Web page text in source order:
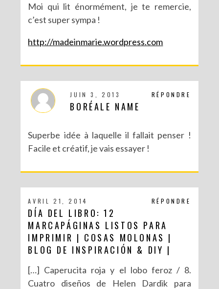
Moi qui lit énormément, je te remercie,
c’est super sympa !
http://madeinmarie.wordpress.com
RÉPONDRE
JUIN 3, 2013
BORÉALE NAME
Superbe idée à laquelle il fallait penser !
Facile et créatif, je vais essayer !
RÉPONDRE
AVRIL 21, 2014
DÍA DEL LIBRO: 12
MARCAPÁGINAS LISTOS PARA
IMPRIMIR | COSAS MOLONAS |
BLOG DE INSPIRACIÓN & DIY |
[…] Caperucita roja y el lobo feroz / 8.
Cuatro diseños de Helen Dardik para